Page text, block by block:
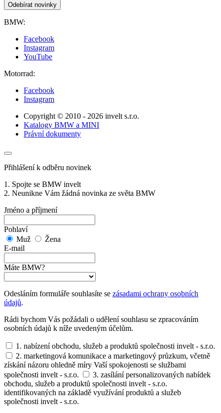
Odebírat novinky
BMW:
Facebook
Instagram
YouTube
Motorrad:
Facebook
Instagram
Copyright © 2010 - 2026 invelt s.r.o.
Katalogy BMW a MINI
Právní dokumenty
Přihlášení k odběru novinek
1. Spojte se BMW invelt
2. Neunikne Vám žádná novinka ze světa BMW
Jméno a příjmení
Pohlaví
Muž
Žena
E-mail
Máte BMW?
Odesláním formuláře souhlasíte se zásadami ochrany osobních
údajů.
Rádi bychom Vás požádali o udělení souhlasu se zpracováním
osobních údajů k níže uvedeným účelům.
1. nabízení obchodu, služeb a produktů společnosti invelt - s.r.o.
2. marketingová komunikace a marketingový průzkum, včetně
získání názoru ohledně míry Vaší spokojenosti se službami
společnosti invelt - s.r.o.
3. zasílání personalizovaných nabídek
obchodu, služeb a produktů společnosti invelt - s.r.o.
identifikovaných na základě využívání produktů a služeb
společnosti invelt - s.r.o.